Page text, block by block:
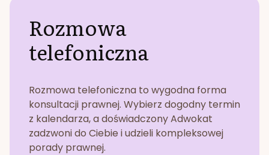
Rozmowa
telefoniczna
Rozmowa telefoniczna to wygodna forma
konsultacji prawnej. Wybierz dogodny termin
z kalendarza, a doświadczony Adwokat
zadzwoni do Ciebie i udzieli kompleksowej
porady prawnej.